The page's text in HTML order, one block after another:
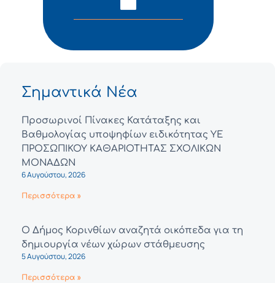
Σημαντικά Νέα
Προσωρινοί Πίνακες Κατάταξης και
Βαθμολογίας υποψηφίων ειδικότητας ΥΕ
ΠΡΟΣΩΠΙΚΟΥ ΚΑΘΑΡΙΟΤΗΤΑΣ ΣΧΟΛΙΚΩΝ
ΜΟΝΑΔΩΝ
6 Αυγούστου, 2026
Περισσότερα »
Ο Δήμος Κορινθίων αναζητά οικόπεδα για τη
δημιουργία νέων χώρων στάθμευσης
5 Αυγούστου, 2026
Περισσότερα »